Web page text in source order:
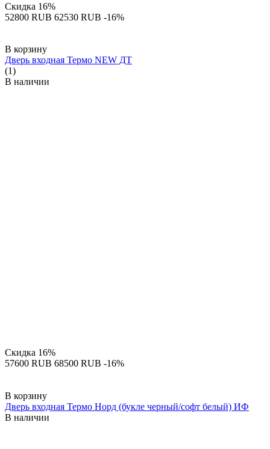
Скидка 16%
‍52800‍ RUB ‍62530‍ RUB -16%
В корзину
Дверь входная Термо NEW ДТ
(1)
В наличии
Скидка 16%
‍57600‍ RUB ‍68500‍ RUB -16%
В корзину
Дверь входная Термо Норд (букле черный/софт белый) ИФ
В наличии